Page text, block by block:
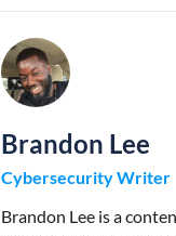
Brandon Lee
Cybersecurity Writer
Brandon Lee is a